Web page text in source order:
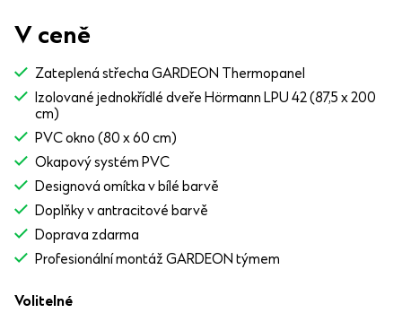
V ceně
Zateplená střecha GARDEON Thermopanel
Izolované jednokřídlé dveře Hörmann LPU 42 (87,5 x 200
cm)
PVC okno (80 x 60 cm)
Okapový systém PVC
Designová omítka v bílé barvě
Doplňky v antracitové barvě
Doprava zdarma
Profesionální montáž GARDEON týmem
Volitelné